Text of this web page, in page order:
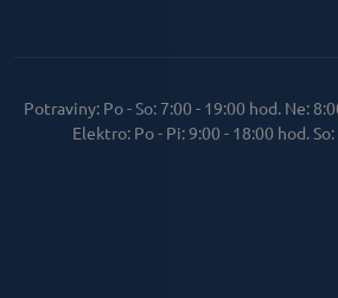
Potraviny: Po - So: 7:00 - 19:00 hod. Ne:
Elektro: Po - Pi: 9:00 - 18:00 hod.